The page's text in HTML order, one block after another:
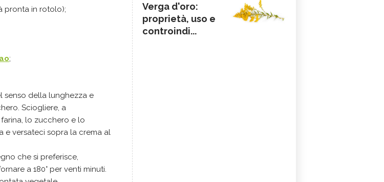
pronta in rotolo);
;
senso della lunghezza e
Sciogliere, a
lo zucchero e lo
e versateci sopra la crema al
che si preferisce,
a 180° per venti minuti.
Verga d'oro:
proprietà, uso e
controindi...